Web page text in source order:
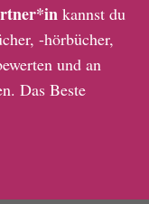
kannst du
-hörbücher,
und an
Das Beste